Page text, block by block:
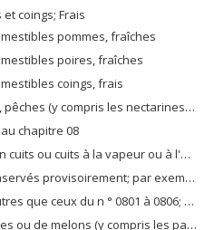
coings; Frais
pommes, fraîches
poires, fraîches
coings, frais
compris les nectarines), prunes et prunelles, frais
chapitre 08
à l'eau dans l'eau, congelés, même additionnés de sucre ou d'autres édulcorants
la saumure, dans de l'eau soufrée ou dans d'autres solutions de conservation, mais impropres à l'alimentation en l'état pour la consommation immédiate
à 0806; mélanges de fruits à coque ou de fruits séchés du présent chapitre
séchés ou conservés provisoirement dans l'eau salée, dans l'eau soufrée ou dans d'autres solutions de conservation